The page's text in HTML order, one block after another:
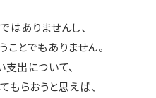
ありませんし、
とでもありません。
出について、
らおうと思えば、